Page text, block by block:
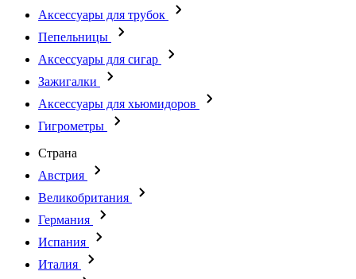
Аксессуары для трубок
Пепельницы
Аксессуары для сигар
Зажигалки
Аксессуары для хьюмидоров
Гигрометры
Страна
Австрия
Великобритания
Германия
Испания
Италия